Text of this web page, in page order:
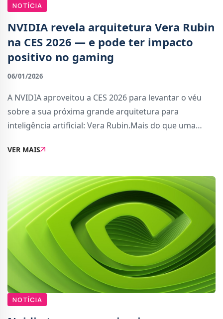
NOTÍCIA
NVIDIA revela arquitetura Vera Rubin
na CES 2026 — e pode ter impacto
positivo no gaming
06/01/2026
A NVIDIA aproveitou a CES 2026 para levantar o véu
sobre a sua próxima grande arquitetura para
inteligência artificial: Vera Rubin.Mais do que uma
mudança de paradigma na forma como a NVIDIA
VER MAIS
NOTÍCIA